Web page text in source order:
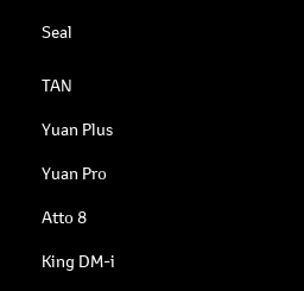
Seal
TAN
Yuan Plus
Yuan Pro
Atto 8
King DM-i